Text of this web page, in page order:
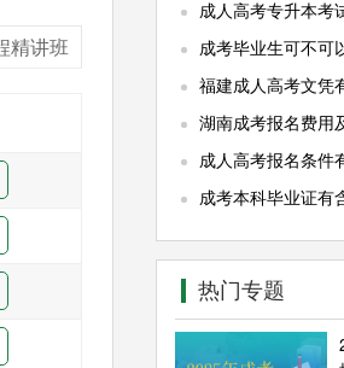
精讲班
成人高考专升本考
成考毕业生可不可
福建成人高考文凭
湖南成考报名费用
成人高考报名条件
成考本科毕业证有
热门专题